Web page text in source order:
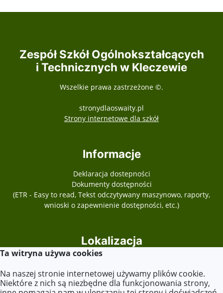
Zespół Szkół Ogólnokształcących
i Technicznych w Kleczewie
Wszelkie prawa zastrzeżone ©.
stronydlaoswaity.pl
Strony internetowe dla szkółotwiera się w
Informacje
Deklaracja dostepności
Dokumenty dostępności
(ETR - Easy to read, Tekst odczytywany maszynowo, raporty,
wnioski o zapewnienie dostępności, etc.)
Lokalizacja
62-540 Kleczew
Ta witryna używa cookies
Na naszej stronie internetowej używamy plików cookie.
Niektóre z nich są niezbędne dla funkcjonowania strony,